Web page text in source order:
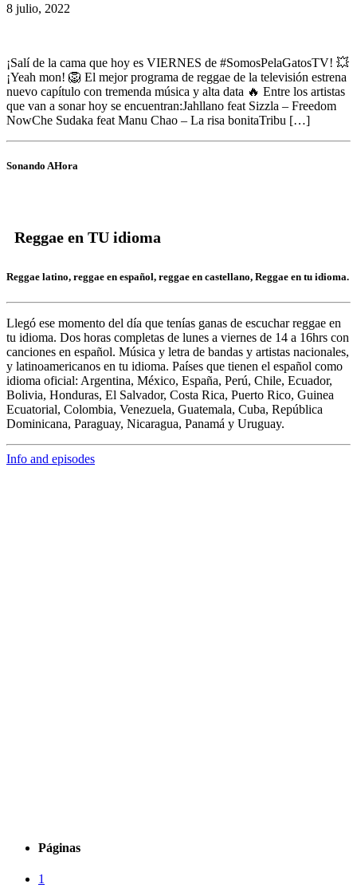
8 julio, 2022
¡Salí de la cama que hoy es VIERNES de #SomosPelaGatosTV! 💥
¡Yeah mon! 🦁 El mejor programa de reggae de la televisión estrena
nuevo capítulo con tremenda música y alta data 🔥 Entre los artistas
que van a sonar hoy se encuentran:Jahllano feat Sizzla – Freedom
NowChe Sudaka feat Manu Chao – La risa bonitaTribu […]
Sonando AHora
Reggae en TU idioma
Reggae latino, reggae en español, reggae en castellano, Reggae en tu idioma.
Llegó ese momento del día que tenías ganas de escucharreggae en
tu idioma. Dos horas completas de lunes a viernes de 14 a 16hrs con
canciones en español. Música y letra de bandas y artistas nacionales,
y latinoamericanos en tu idioma. Países que tienen el español como
idioma oficial: Argentina, México, España, Perú, Chile, Ecuador,
Bolivia, Honduras, El Salvador, Costa Rica, Puerto Rico, Guinea
Ecuatorial, Colombia, Venezuela, Guatemala, Cuba, República
Dominicana, Paraguay, Nicaragua, Panamá y Uruguay.
Info and episodes
Páginas
1